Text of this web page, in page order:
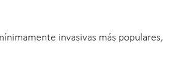
invasivas más populares,